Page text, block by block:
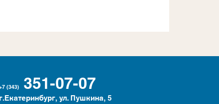
(343) 351-07-07
г.Екатеринбург, ул. Пушкина, 5